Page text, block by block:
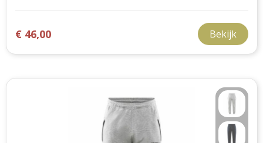
€ 46,00 Bekijk